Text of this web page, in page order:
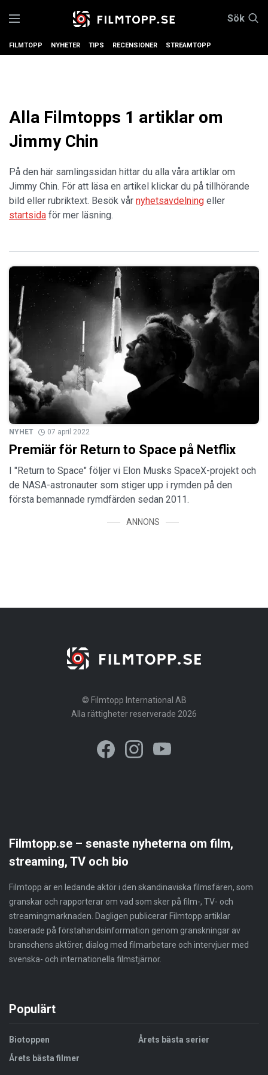
Sök
FILMTOPP NYHETER TIPS RECENSIONER STREAMTOPP
Alla Filmtopps 1 artiklar om
Jimmy Chin
På den här samlingssidan hittar du alla våra artiklar om
Jimmy Chin. För att läsa en artikel klickar du på tillhörande
bild eller rubriktext. Besök vår nyhetsavdelning eller
startsida för mer läsning.
NYHET 07 april 2022
Premiär för Return to Space på Netflix
I "Return to Space" följer vi Elon Musks SpaceX-projekt och
de NASA-astronauter som stiger upp i rymden på den
första bemannade rymdfärden sedan 2011.
ANNONS
© Filmtopp International AB
Alla rättigheter reserverade 2026
Filmtopp.se – senaste nyheterna om film,
streaming, TV och bio
Filmtopp är en ledande aktör i den skandinaviska filmsfären, som
granskar och rapporterar om vad som sker på film-, TV- och
streamingmarknaden. Dagligen publicerar Filmtopp artiklar
baserade på förstahandsinformation genom granskningar av
branschens aktörer, dialog med filmarbetare och intervjuer med
svenska- och internationella filmstjärnor.
Populärt
Biotoppen
Årets bästa filmer
Årets bästa serier